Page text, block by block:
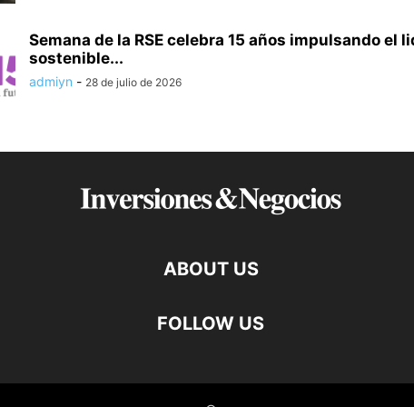
Semana de la RSE celebra 15 años impulsando el
sostenible...
admiyn - 28 de julio de 2026
ABOUT US
FOLLOW US